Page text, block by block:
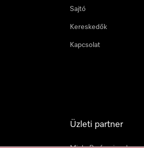
Sajtó
Kereskedők
Kapcsolat
Üzleti partner
Miele Professional